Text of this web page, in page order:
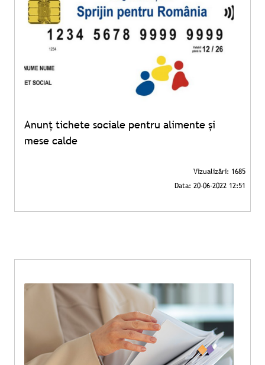
Anunț tichete sociale pentru alimente și
mese calde